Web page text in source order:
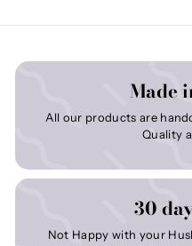
Made
All our products are
Quality
30
Not Happy with your